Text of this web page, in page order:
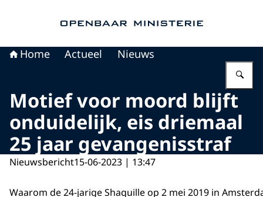
Home Actueel Nieuws
Motief voor moord blijft
onduidelijk, eis driemaal
25 jaar gevangenisstraf
Nieuwsbericht15-06-2023 | 13:47
Waarom de 24-jarige Shaquille op 2 mei 2019 in